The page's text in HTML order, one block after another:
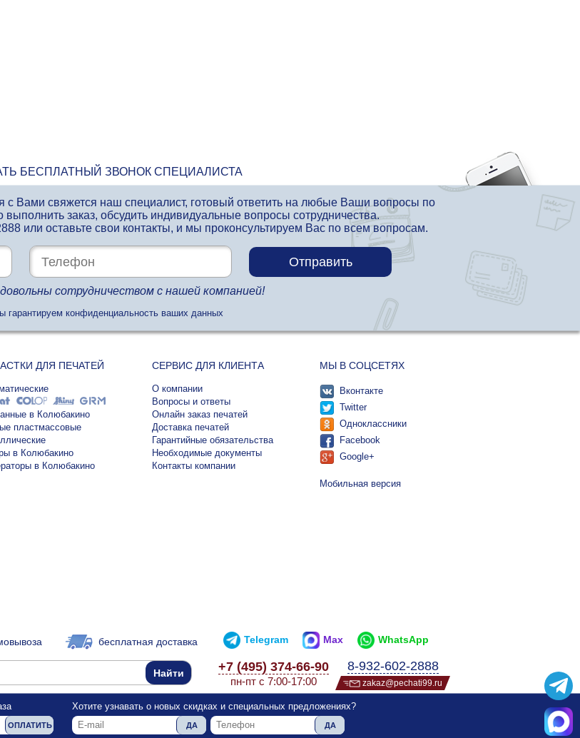
БЕСПЛАТНЫЙ ЗВОНОК СПЕЦИАЛИСТА
Вами свяжется наш специалист, готовый ответить на любые Ваши вопросы по
выполнить заказ, обсудить индивидуальные вопросы сотрудничества.
или оставьте свои контакты, и мы проконсультируем Вас по всем вопросам.
сотрудничеством с нашей компанией!
гарантируем конфиденциальность ваших данных
ДЛЯ ПЕЧАТЕЙ
в Колюбакино
пластмассовые
в Колюбакино
в Колюбакино
СЕРВИС ДЛЯ КЛИЕНТА
О компании
Вопросы и ответы
Онлайн заказ печатей
Доставка печатей
Гарантийные обязательства
Необходимые документы
Контакты компании
МЫ В СОЦСЕТЯХ
Вконтакте
Twitter
Одноклассники
Facebook
Google+
Мобильная версия
бесплатная доставка Telegram Max WhatsApp
+7 (495) 374-66-90
пн-пт с 7:00-17:00
8-932-602-2888
zakaz@pechati99.ru
Хотите узнавать о новых скидках и специальных предложениях?